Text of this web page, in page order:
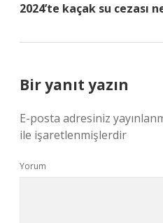
2024’te kaçak su cezası
Bir yanıt yazın
E-posta adresiniz
ile işaretlenmişlerdir
Yorum